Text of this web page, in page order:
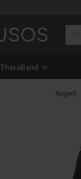
TheraΒand
Αρχική